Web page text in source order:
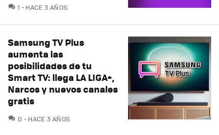
1 COMENTARIOS
HACE 3 AÑOS
Samsung TV Plus
aumenta las
posibilidades de tu
Smart TV: llega LA LIGA+,
Narcos y nuevos canales
gratis
0 COMENTARIOS
HACE 3 AÑOS